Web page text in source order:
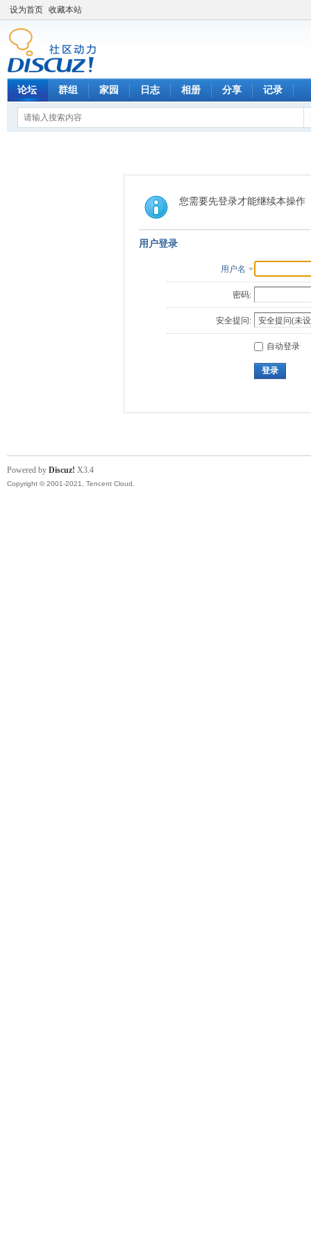
设为首页 收藏本站
论坛 群组 家园 日志 相册 分享 记录
您需要先登录才能继续本操作
用户登录
用户名
密码:
安全提问:
自动登录
登录
Powered by Discuz! X3.4
Copyright © 2001-2021, Tencent Cloud.